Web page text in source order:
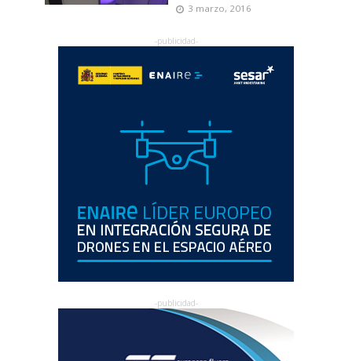
3 marzo, 2016